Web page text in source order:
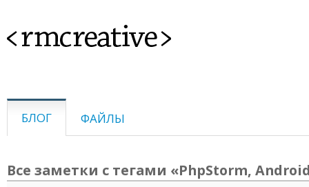
<rmcreative>
БЛОГ ФАЙЛЫ
Все заметки с тегами «PhpStorm,